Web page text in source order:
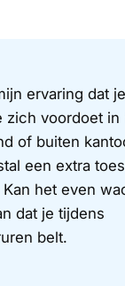
ervaring dat
zich voordoet in
of buiten
een extra
Kan het even
dat je tijdens
belt.